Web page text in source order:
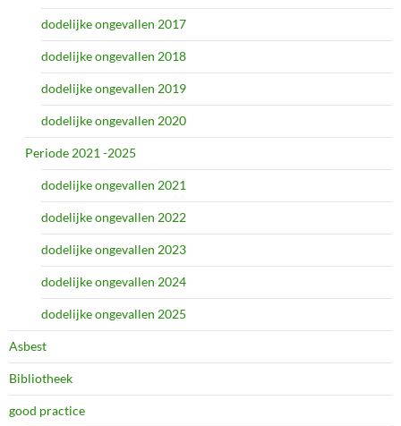
dodelijke ongevallen 2017
dodelijke ongevallen 2018
dodelijke ongevallen 2019
dodelijke ongevallen 2020
Periode 2021 -2025
dodelijke ongevallen 2021
dodelijke ongevallen 2022
dodelijke ongevallen 2023
dodelijke ongevallen 2024
dodelijke ongevallen 2025
Asbest
Bibliotheek
good practice